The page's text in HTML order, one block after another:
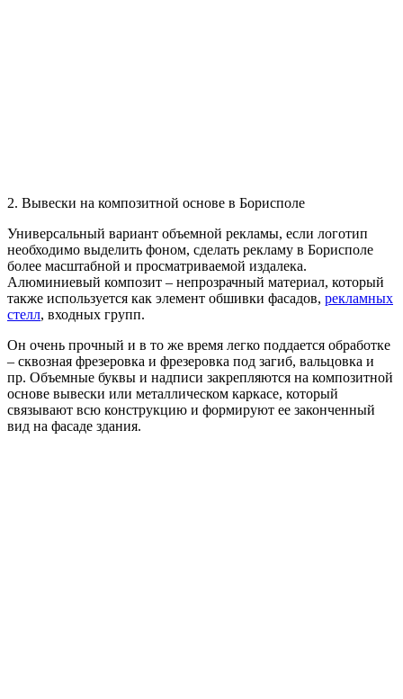
2. Вывески на композитной основе в Борисполе
Универсальный вариант объемной рекламы, если логотип
необходимо выделить фоном, сделать рекламу в Борисполе
более масштабной и просматриваемой издалека.
Алюминиевый композит – непрозрачный материал, который
также используется как элемент обшивки фасадов, рекламных
стелл, входных групп.
Он очень прочный и в то же время легко поддается обработке
– сквозная фрезеровка и фрезеровка под загиб, вальцовка и
пр. Объемные буквы и надписи закрепляются на композитной
основе вывески или металлическом каркасе, который
связывают всю конструкцию и формируют ее законченный
вид на фасаде здания.